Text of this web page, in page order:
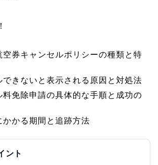
空券キャンセルポリシーの種類と特
できないと表示される原因と対処法
料免除申請の具体的な手順と成功の
かかる期間と追跡方法
ント